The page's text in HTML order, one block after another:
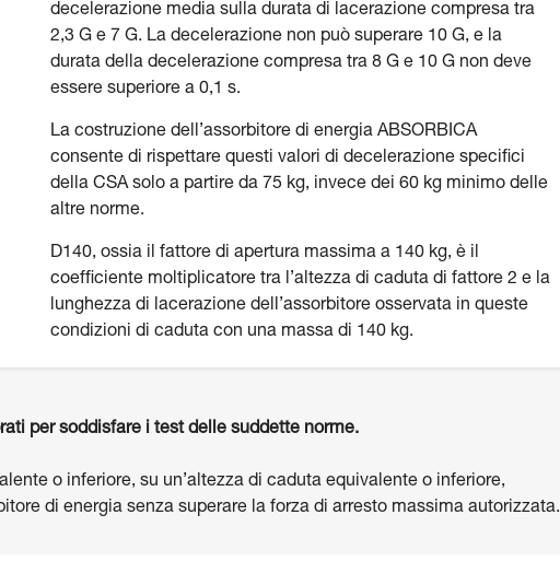
decelerazione media sulla durata di lacerazione compresa tra
2,3 G e 7 G. La decelerazione non può superare 10 G, e la
durata della decelerazione compresa tra 8 G e 10 G non deve
essere superiore a 0,1 s.
La costruzione dell’assorbitore di energia ABSORBICA
consente di rispettare questi valori di decelerazione specifici
della CSA solo a partire da 75 kg, invece dei 60 kg minimo delle
altre norme.
D140, ossia il fattore di apertura massima a 140 kg, è il
coefficiente moltiplicatore tra l’altezza di caduta di fattore 2 e la
lunghezza di lacerazione dell’assorbitore osservata in queste
condizioni di caduta con una massa di 140 kg.
per soddisfare i test delle suddette norme.
o inferiore, su un’altezza di caduta equivalente o inferiore,
di energia senza superare la forza di arresto massima autorizzata.